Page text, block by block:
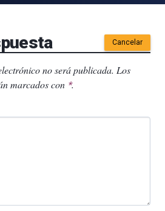
Cancelar
no será publicada. Los
marcados con *.